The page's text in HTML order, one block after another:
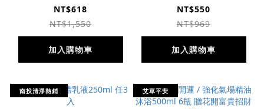
活沐浴 / 馥郁玫瑰嫩
白沐浴1000ML 任2件
+ 私密潔膚慕斯
170ML_薰衣草*1
NT$618
NT$1,550
加入購物車
NT$550
NT$969
加入購物車
南投清淨熱銷 艾草平安